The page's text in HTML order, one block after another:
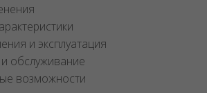
и эксплуатация
обслуживание
возможности